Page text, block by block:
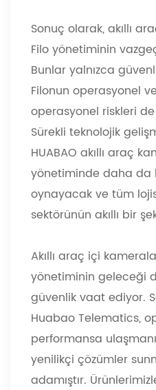
Sonuç olarak, akıllı
Filo yönetiminin
Bunlar yalnızca
Filonun operasyonel
operasyonel riskleri
Sürekli teknolojik
HUABAO akıllı araç
yönetiminde daha da
oynayacak ve tüm
sektörünün akıllı bir
Akıllı araç içi
yönetiminin geleceği
güvenlik vaat ediyor.
Huabao Telematics,
performansa
yenilikçi çözümler
adamıştır.